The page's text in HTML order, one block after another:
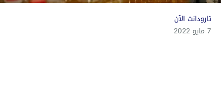
تارودانت الآن
7 مايو 2022